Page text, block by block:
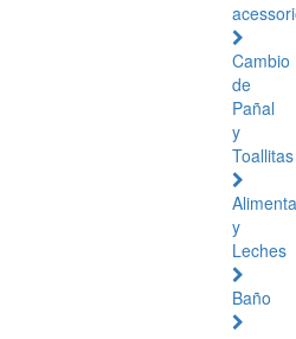
Cambio
de
Pañal
y
Toallitas
y
Leches
Baño